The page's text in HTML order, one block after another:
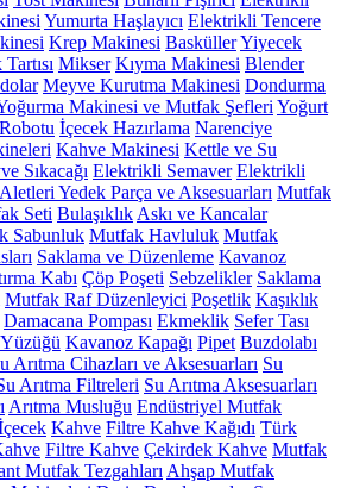
Yumurta Haşlayıcı Elektrikli Tencere
Krep Makinesi BasküllerYiyecek
Mikser Kıyma Makinesi Blender
Meyve Kurutma Makinesi Dondurma
Makinesi ve Mutfak Şefleri Yoğurt
İçecek Hazırlama Narenciye
Kahve Makinesi Kettle ve Su
Sıkacağı Elektrikli Semaver Elektrikli
Yedek Parça ve Aksesuarları Mutfak
Seti Bulaşıklık Askı ve Kancalar
Sabunluk Mutfak Havluluk Mutfak
Saklama ve Düzenleme Kavanoz
Kabı Çöp Poşeti Sebzelikler Saklama
Mutfak Raf Düzenleyici Poşetlik Kaşıklık
Damacana Pompası Ekmeklik Sefer Tası
Kavanoz Kapağı Pipet Buzdolabı
Arıtma Cihazları ve Aksesuarları Su
Arıtma Filtreleri Su Arıtma Aksesuarları
Arıtma Musluğu Endüstriyel Mutfak
Kahve Filtre Kahve Kağıdı Türk
Filtre Kahve Çekirdek Kahve Mutfak
Mutfak Tezgahları Ahşap Mutfak